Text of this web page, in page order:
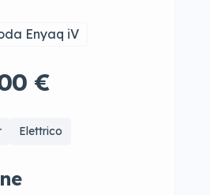
Enyaq iV
€
Elettrico